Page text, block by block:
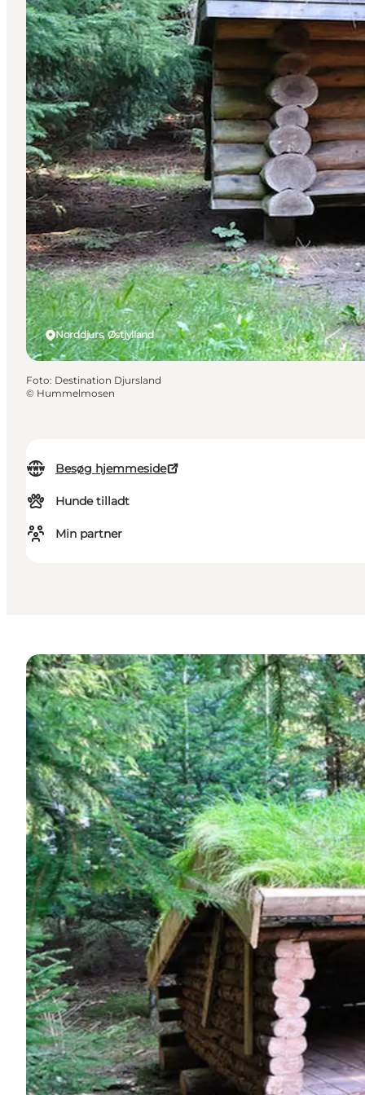
Besøg hjemmeside
Hunde tilladt
Min partner
Norddjurs, Østjylland
Foto: Destination Djursland
© Hummelmosen